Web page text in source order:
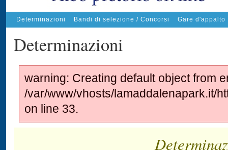
Determinazioni Bandi di selezione / Concorsi Gare d'appalto
Determinazioni
warning: Creating default object from
/var/www/vhosts/lamaddalenapark.it/
on line 33.